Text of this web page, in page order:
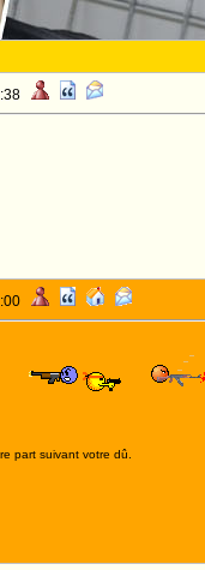
part suivant votre dû.